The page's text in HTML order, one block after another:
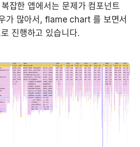
잡한 앱에서는 문제가 컴포넌트
가 많아서, flame chart 를 보면서
진행하고 있습니다.